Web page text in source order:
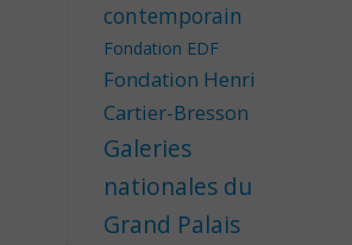
contemporain
Fondation EDF
Fondation Henri
Cartier-Bresson
Galeries
nationales du
Grand Palais